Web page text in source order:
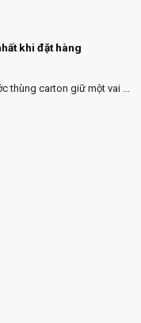
khi đặt hàng
thùng carton giữ một vai ...